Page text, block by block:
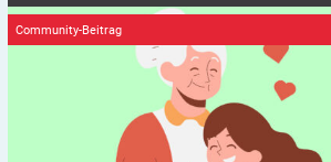
Community-Beitrag